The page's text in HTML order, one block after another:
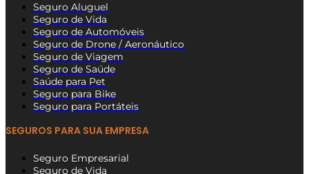
Seguro Aluguel
Seguro de Vida
Seguro de Automóveis
Seguro de Drone / Aeronáutico
Seguro de Viagem
Seguro de Saúde
Saúde para Pet
Seguro para Bike
Seguro para Portáteis
SEGUROS PARA SUA EMPRESA
Seguro Empresarial
Seguro de Vida